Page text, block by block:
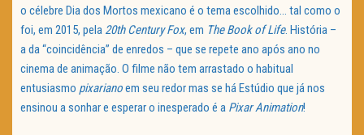
o célebre Dia dos Mortos mexicano é o tema escolhido… tal como o
foi, em 2015, pela 20th Century Fox, em The Book of Life. História –
a da “coincidência” de enredos – que se repete ano após ano no
cinema de animação. O filme não tem arrastado o habitual
entusiasmo pixarianoem seu redor mas se há Estúdio que já nos
ensinou a sonhar e esperar o inesperado é a Pixar Animation!